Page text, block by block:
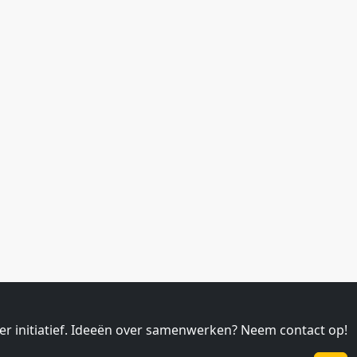
initiatief. Ideeën over samenwerken? Neem contact op!